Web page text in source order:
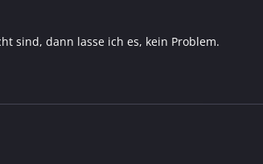
sind, dann lasse ich es, kein Problem.